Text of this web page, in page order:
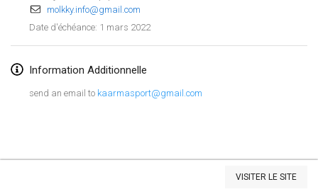
Afficher la liste
molkky.info@gmail.com
Date d'échéance: 1 mars 2022
Information Additionnelle
send an email to kaarmasport@gmail.com
VISITER LE SITE
5 févr. 2022|Finlande
12 févr. 2022|Finlande
Yamagata Tournament